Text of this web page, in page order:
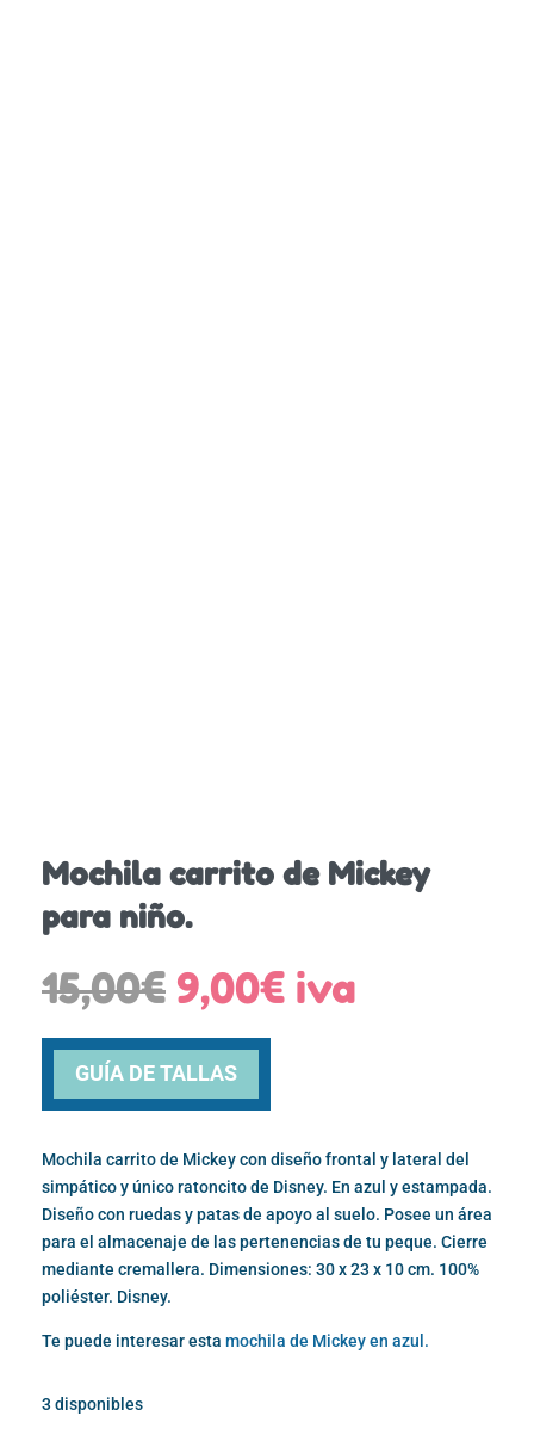
Mochila carrito de Mickey
para niño.
15,00€ El
precio
original
era:
15,00€.
9,00€El
precio
iva
GUÍA DE TALLAS
Mochila carrito de Mickey con diseño frontal y lateral del
simpático y único ratoncito de Disney. En azul y estampada.
Diseño con ruedas y patas de apoyo al suelo. Posee un área
para el almacenaje de las pertenencias de tu peque. Cierre
mediante cremallera. Dimensiones: 30 x 23 x 10 cm. 100%
poliéster. Disney.
Te puede interesar esta mochila de Mickey en azul.
3 disponibles